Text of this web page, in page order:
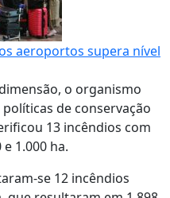
aeroportos supera nível
o organismo
de conservação
13 incêndios com
1.000 ha.
se 12 incêndios